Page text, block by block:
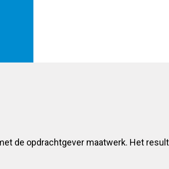
de opdrachtgever maatwerk. Het